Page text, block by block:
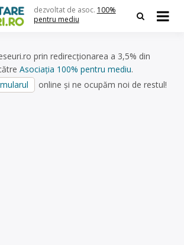
dezvoltat de asoc. 100%
pentru mediu
prin redirecționarea a 3,5% din
Asociația 100% pentru mediu.
online și ne ocupăm noi de restul!